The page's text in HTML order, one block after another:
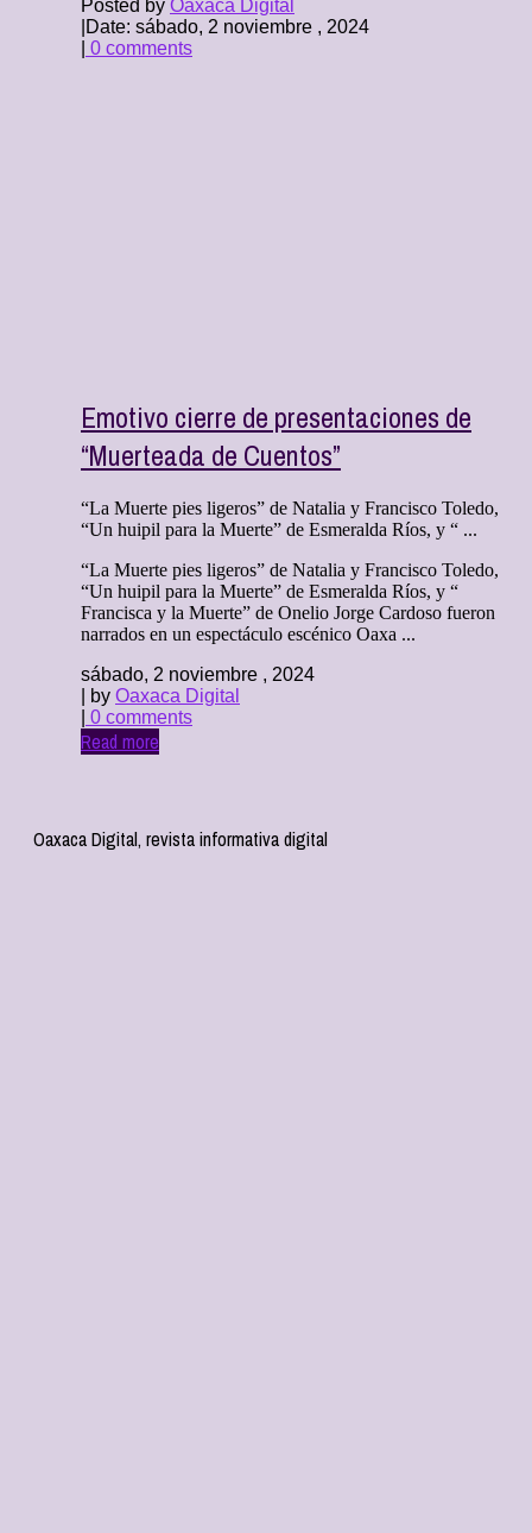
Posted by Oaxaca Digital
Date: sábado, 2 noviembre , 2024
0 comments
Emotivo cierre de presentaciones de
“Muerteada de Cuentos”
“La Muerte pies ligeros” de Natalia y Francisco Toledo,
“Un huipil para la Muerte” de Esmeralda Ríos, y “ ...
“La Muerte pies ligeros” de Natalia y Francisco Toledo,
“Un huipil para la Muerte” de Esmeralda Ríos, y “
Francisca y la Muerte” de Onelio Jorge Cardoso fueron
narrados en un espectáculo escénico Oaxa ...
sábado, 2 noviembre , 2024
| by Oaxaca Digital
0 comments
Read more
Oaxaca Digital, revista informativa digital